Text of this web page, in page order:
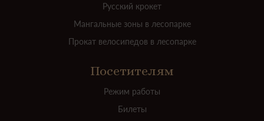
Русский крокет
Мангальные зоны в лесопарке
Прокат велосипедов в лесопарке
Посетителям
Режим работы
Билеты